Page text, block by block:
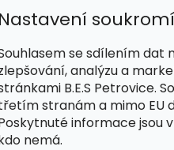
Nastavení
se sdílením
analýzu a
B.E.S Petrovice.
stranám a mimo EU
informace jsou
nemá.